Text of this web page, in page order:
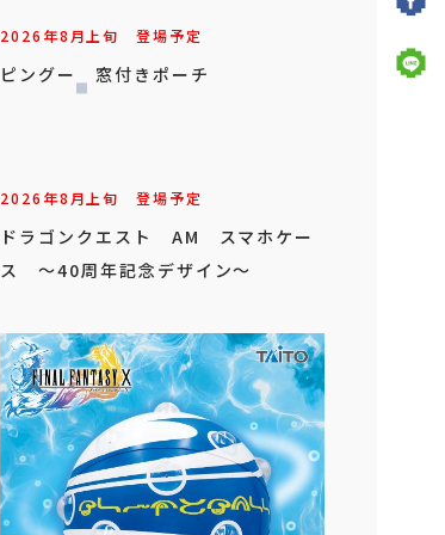
2026年8月上旬 登場予定
ピングー 窓付きポーチ
2026年8月上旬 登場予定
ドラゴンクエスト AM スマホケー
ス ～40周年記念デザイン～